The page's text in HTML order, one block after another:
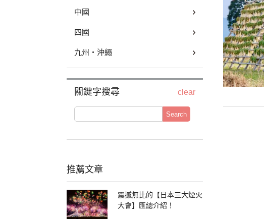
中國
四國
九州・沖繩
關鍵字搜尋 clear
Search
推薦文章
震撼無比的【日本三大煙火
大會】匯總介紹！